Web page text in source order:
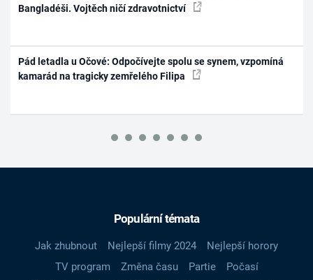
Bangladéši. Vojtěch ničí zdravotnictví
Pád letadla u Očové: Odpočívejte spolu se synem, vzpomíná
kamarád na tragicky zemřelého Filipa
Populární témata
Jak zhubnout Nejlepší filmy 2024
Nejlepší horory
TV program
Změna času Partie
Počasí